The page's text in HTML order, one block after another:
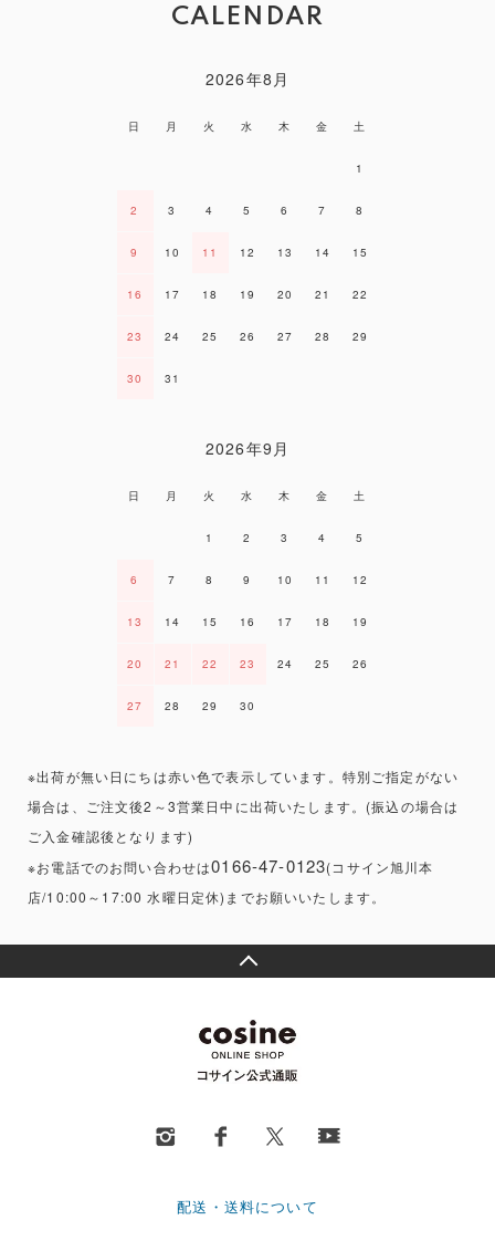
CALENDAR
2026年8月
日 月 火 水 木 金 土
1
2 3 4 5 6 7 8
9 10 11 12 13 14 15
16 17 18 19 20 21 22
23 24 25 26 27 28 29
30 31
2026年9月
日 月 火 水 木 金 土
1 2 3 4 5
6 7 8 9 10 11 12
13 14 15 16 17 18 19
20 21 22 23 24 25 26
27 28 29 30
※出荷が無い日にちは赤い色で表示しています。特別ご指定がない
場合は、ご注文後2～3営業日中に出荷いたします。(振込の場合は
ご入金確認後となります)
※お電話でのお問い合わせは0166-47-0123(コサイン旭川本
店/10:00～17:00 水曜日定休)までお願いいたします。
配送・送料について